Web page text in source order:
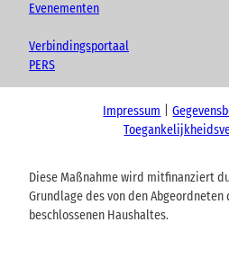
Evenementen
Verbindingsportaal
PERS
Impressum
Diese Maßnahme wird mitfinanziert
Grundlage des von den Abgeordneten
beschlossenen Haushaltes.